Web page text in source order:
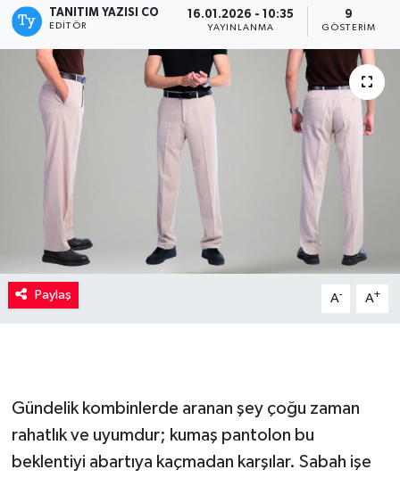
TANITIM YAZISI CO
EDITÖR
16.01.2026 - 10:35
YAYINLANMA
9
GÖSTERIM
Paylaş A- A+
Gündelik kombinlerde aranan şey çoğu zaman
rahatlık ve uyumdur; kumaş pantolon bu
beklentiyi abartıya kaçmadan karşılar. Sabah işe
Yaşam